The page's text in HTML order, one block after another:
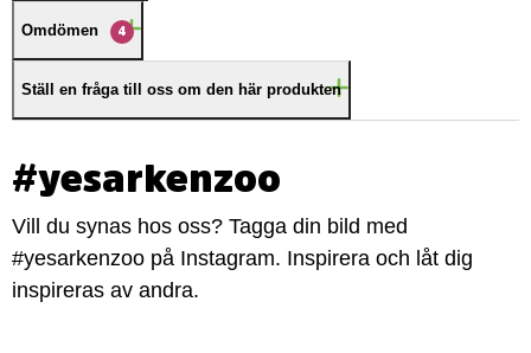
Omdömen 4
Ställ en fråga till oss om den här produkten
#yesarkenzoo
Vill du synas hos oss? Tagga din bild med
#yesarkenzoo på Instagram. Inspirera och låt dig
inspireras av andra.